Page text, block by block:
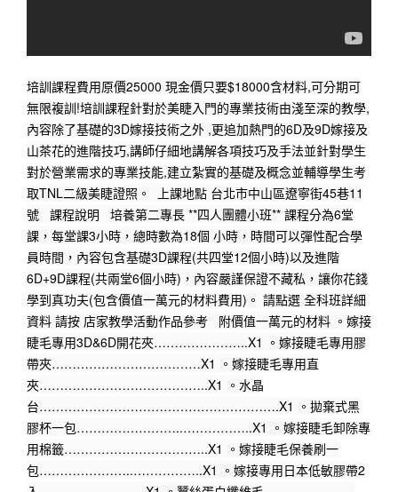
培訓課程費用原價25000 現金價只要$18000含材料,可分期可
無限複訓!培訓課程針對於美睫入門的專業技術由淺至深的教學,
內容除了基礎的3D嫁接技術之外 ,更追加熱門的6D及9D嫁接及
山茶花的進階技巧,講師仔細地講解各項技巧及手法並針對學生
對於營業需求的專業技能,建立紮實的基礎及概念並輔導學生考
取TNL二級美睫證照。  上課地點 台北市中山區遼寧街45巷11
號   課程說明   培養第二專長 **四人團體小班** 課程分為6堂
課，每堂課3小時，總時數為18個 小時，時間可以彈性配合學
員時間，內容包含基礎3D課程(共四堂12個小時)以及進階
6D+9D課程(共兩堂6個小時)，內容嚴謹保證不藏私，讓你花錢
學到真功夫(包含價值一萬元的材料費用)。 請點選 全科班詳細
資料 請按 店家教學活動作品參考   附價值一萬元的材料 。嫁接
睫毛專用3D&6D開花夾…………………..X1 。嫁接睫毛專用膠
帶夾………………………………X1 。嫁接睫毛專用直
夾…………………………………..X1 。水晶
台………………………………………………….X1 。拋棄式黑
膠杯一包……………………..……………..X1 。嫁接睫毛卸除專
用棉籤……………………………..X1 。嫁接睫毛保養刷一
包…………………..……………..X1 。嫁接專用日本低敏膠帶2